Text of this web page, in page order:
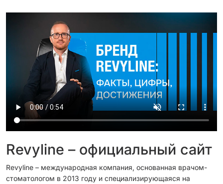
Revyline – официальный сайт
Revyline – международная компания, основанная врачом-
стоматологом в 2013 году и специализирующаяся на